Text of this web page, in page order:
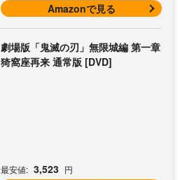
Amazonで見る
劇場版「鬼滅の刃」無限城編 第一章
猗窩座再来 通常版 [DVD]
最安値: 3,523 円